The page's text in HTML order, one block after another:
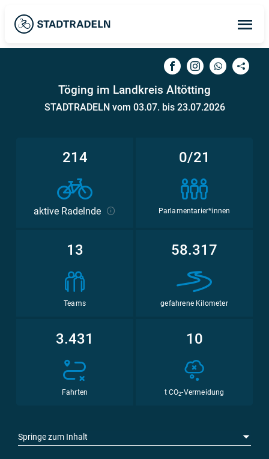
Töging im Landkreis Altötting
STADTRADELN vom 03.07. bis 23.07.2026
214
aktive Radelnde
0/21
Parlamentarier*innen
13
Teams
58.317
gefahrene Kilometer
3.431
Fahrten
10
t CO2-Vermeidung
Springe zum Inhalt